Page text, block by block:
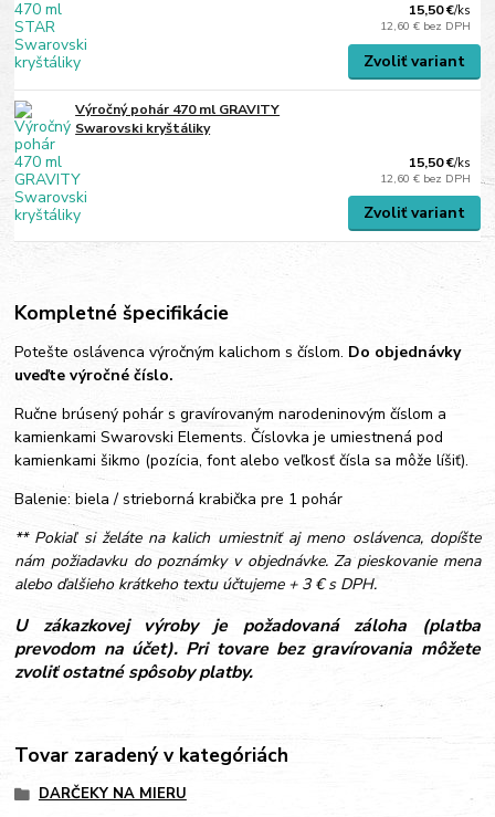
15,50 €/ks
12,60 € bez DPH
Zvoliť variant
Výročný pohár 470 ml GRAVITY
Swarovski kryštáliky
15,50 €/ks
12,60 € bez DPH
Zvoliť variant
Kompletné špecifikácie
Potešte oslávenca výročným kalichom s číslom. Do objednávky
uveďte výročné číslo.
Ručne brúsený pohár s gravírovaným narodeninovým číslom a
kamienkami Swarovski Elements. Číslovka je umiestnená pod
kamienkami šikmo (pozícia, font alebo veľkosť čísla sa môže líšiť).
Balenie: biela / strieborná krabička pre 1 pohár
** Pokiaľ si želáte na kalich umiestniť aj meno oslávenca, dopíšte
nám požiadavku do poznámky v objednávke. Za pieskovanie mena
alebo ďalšieho krátkeho textu účtujeme + 3 € s DPH.
U zákazkovej výroby je požadovaná záloha (platba
prevodom na účet). Pri tovare bez gravírovania môžete
zvoliť ostatné spôsoby platby.
Tovar zaradený v kategóriách
DARČEKY NA MIERU